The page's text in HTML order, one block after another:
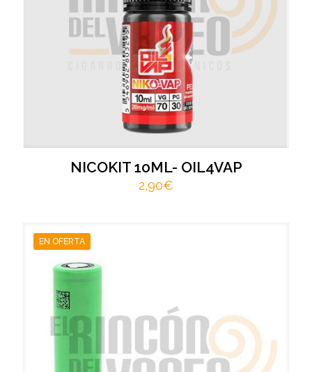
NICOKIT 10ML- OIL4VAP
2,90€
EN OFERTA